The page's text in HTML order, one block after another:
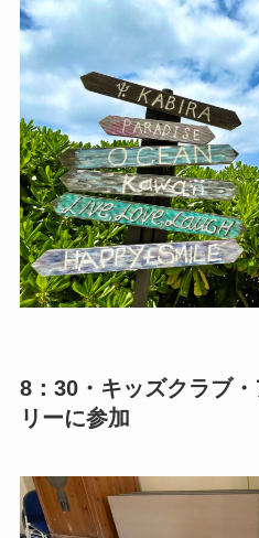
8：30・キッズクラブ
リーに参加